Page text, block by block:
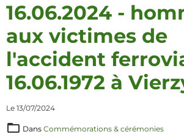
16.06.2024 -
aux victimes de
l'accident
16.06.1972 à
Le 13/07/2024
Dans Commémorations & cérémonies